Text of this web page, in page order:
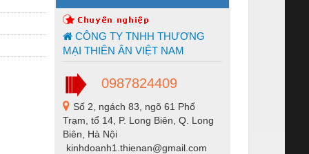
CÔNG TY TNHH THƯƠNG
MẠI THIÊN ÂN VIỆT NAM
0987824409
Số 2, ngách 83, ngõ 61 Phố
Trạm, tổ 14, P. Long Biên, Q. Long
Biên, Hà Nội
kinhdoanh1.thienan@gmail.com